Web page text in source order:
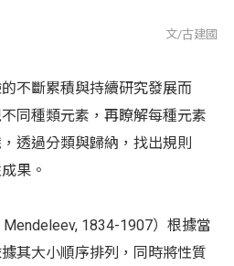
文/古建國
不斷累積與持續研究發展而
同種類元素，再瞭解每種元素
透過分類與歸納，找出規則
果。
1834-1907）根據當
其大小順序排列，同時將性質